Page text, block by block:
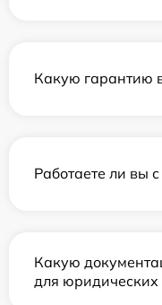
Какую гарантию
Работаете ли вы
Какую
для юридических